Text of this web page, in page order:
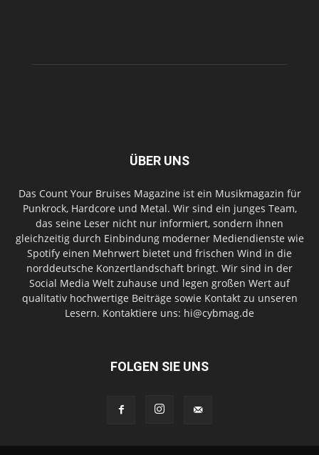
ÜBER UNS
Das Count Your Bruises Magazine ist ein Musikmagazin für
Punkrock, Hardcore und Metal. Wir sind ein junges Team,
das seine Leser nicht nur informiert, sondern ihnen
gleichzeitig durch Einbindung moderner Mediendienste wie
Spotify einen Mehrwert bietet und frischen Wind in die
norddeutsche Konzertlandschaft bringt. Wir sind in der
Social Media Welt zuhause und legen großen Wert auf
qualitativ hochwertige Beiträge sowie Kontakt zu unseren
Lesern. Kontaktiere uns: hi@cybmag.de
FOLGEN SIE UNS